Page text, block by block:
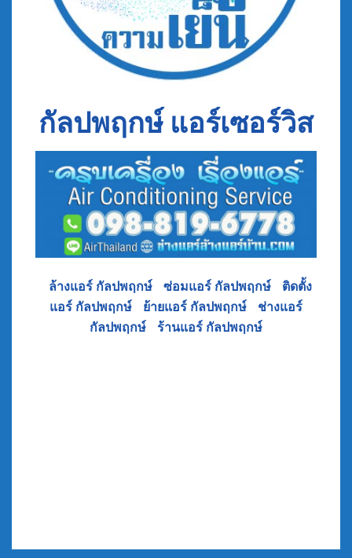
กัลปพฤกษ์ แอร์เซอร์วิส
ล้างแอร์ กัลปพฤกษ์• ซ่อมแอร์ กัลปพฤกษ์• ติดตั้ง
แอร์ กัลปพฤกษ์
ย้ายแอร์ กัลปพฤกษ์
ช่างแอร์
กัลปพฤกษ์
ร้านแอร์ กัลปพฤกษ์